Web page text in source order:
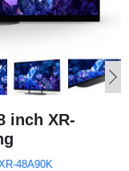
inch XR-
48A90K